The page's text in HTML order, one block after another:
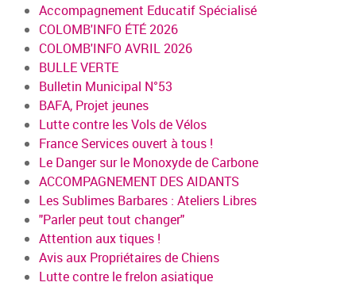
Accompagnement Educatif Spécialisé
COLOMB'INFO ÉTÉ 2026
COLOMB'INFO AVRIL 2026
BULLE VERTE
Bulletin Municipal N°53
BAFA, Projet jeunes
Lutte contre les Vols de Vélos
France Services ouvert à tous !
Le Danger sur le Monoxyde de Carbone
ACCOMPAGNEMENT DES AIDANTS
Les Sublimes Barbares : Ateliers Libres
"Parler peut tout changer"
Attention aux tiques !
Avis aux Propriétaires de Chiens
Lutte contre le frelon asiatique